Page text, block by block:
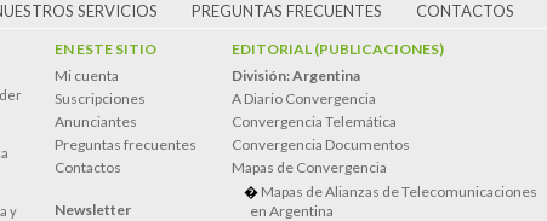
SERVICIOS PREGUNTAS FRECUENTES CONTACTOS
y
EN ESTE SITIO
Mi cuenta
Suscripciones
Anunciantes
Preguntas frecuentes
Contactos
Newsletter
EDITORIAL (PUBLICACIONES)
División: Argentina
A Diario Convergencia
Convergencia Telemática
Convergencia Documentos
Mapas de Convergencia
Mapas de Alianzas de Telecomunicaciones
en Argentina